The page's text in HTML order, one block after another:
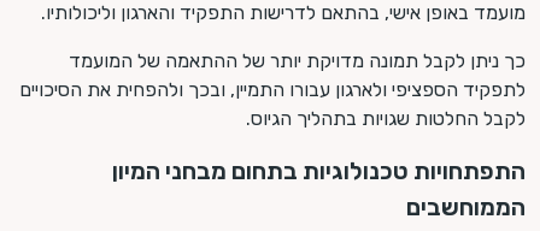
מועמד באופן אישי, בהתאם לדרישות התפקיד והארגון וליכולותיו.
כך ניתן לקבל תמונה מדויקת יותר של ההתאמה של המועמד
לתפקיד הספציפי ולארגון עבורו התמיין, ובכך ולהפחית את הסיכויים
לקבל החלטות שגויות בתהליך הגיוס.
התפתחויות טכנולוגיות בתחום מבחני המיון
הממוחשבים